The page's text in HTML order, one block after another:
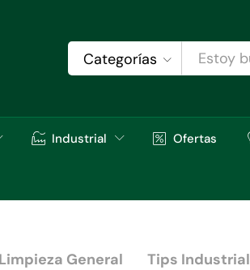
Categorías
Industrial Ofertas
Limpieza General Tips Industrial